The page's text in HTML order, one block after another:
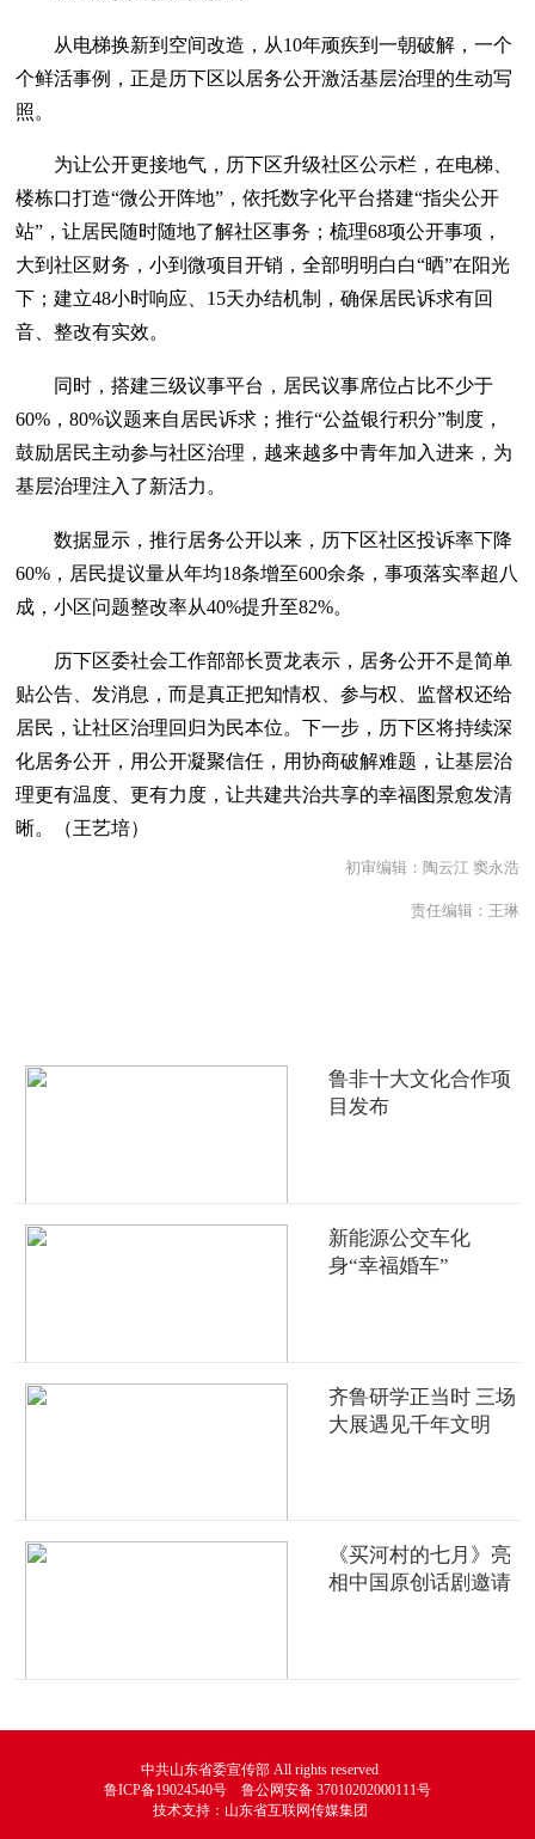
从电梯换新到空间改造，从10年顽疾到一朝破解，一个
个鲜活事例，正是历下区以居务公开激活基层治理的生动写
照。
为让公开更接地气，历下区升级社区公示栏，在电梯、
楼栋口打造“微公开阵地”，依托数字化平台搭建“指尖公开
站”，让居民随时随地了解社区事务；梳理68项公开事项，
大到社区财务，小到微项目开销，全部明明白白“晒”在阳光
下；建立48小时响应、15天办结机制，确保居民诉求有回
音、整改有实效。
同时，搭建三级议事平台，居民议事席位占比不少于
60%，80%议题来自居民诉求；推行“公益银行积分”制度，
鼓励居民主动参与社区治理，越来越多中青年加入进来，为
基层治理注入了新活力。
数据显示，推行居务公开以来，历下区社区投诉率下降
60%，居民提议量从年均18条增至600余条，事项落实率超八
成，小区问题整改率从40%提升至82%。
历下区委社会工作部部长贾龙表示，居务公开不是简单
贴公告、发消息，而是真正把知情权、参与权、监督权还给
居民，让社区治理回归为民本位。下一步，历下区将持续深
化居务公开，用公开凝聚信任，用协商破解难题，让基层治
理更有温度、更有力度，让共建共治共享的幸福图景愈发清
晰。（王艺培）
初审编辑：陶云江 窦永浩
责任编辑：王琳
鲁非十大文化合作项
目发布
新能源公交车化
身“幸福婚车”
齐鲁研学正当时 三场
大展遇见千年文明
《买河村的七月》亮
相中国原创话剧邀请
中共山东省委宣传部 All rights reserved
鲁ICP备19024540号 鲁公网安备 37010202000111号
技术支持：山东省互联网传媒集团